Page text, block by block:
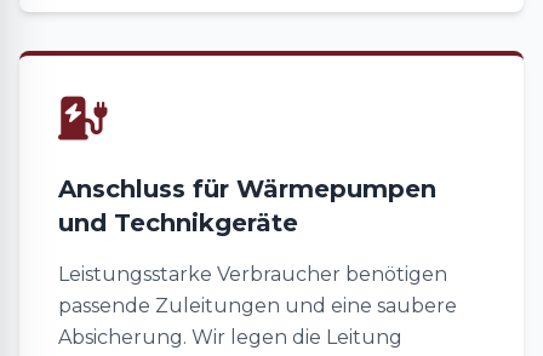
Anschluss für Wärmepumpen
und Technikgeräte
Leistungsstarke Verbraucher benötigen
passende Zuleitungen und eine saubere
Absicherung. Wir legen die Leitung